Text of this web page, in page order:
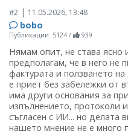
#2 | 11.05.2026, 13:48
bobo
Публикации: 5124 / 939
Нямам опит, не става ясно
предполагам, че в него не
фактурата и ползването
е приет без забележки от
има други основания за
изпълнението, протоколи
съгласен с ИИ... но делата
нашето мнение не е много